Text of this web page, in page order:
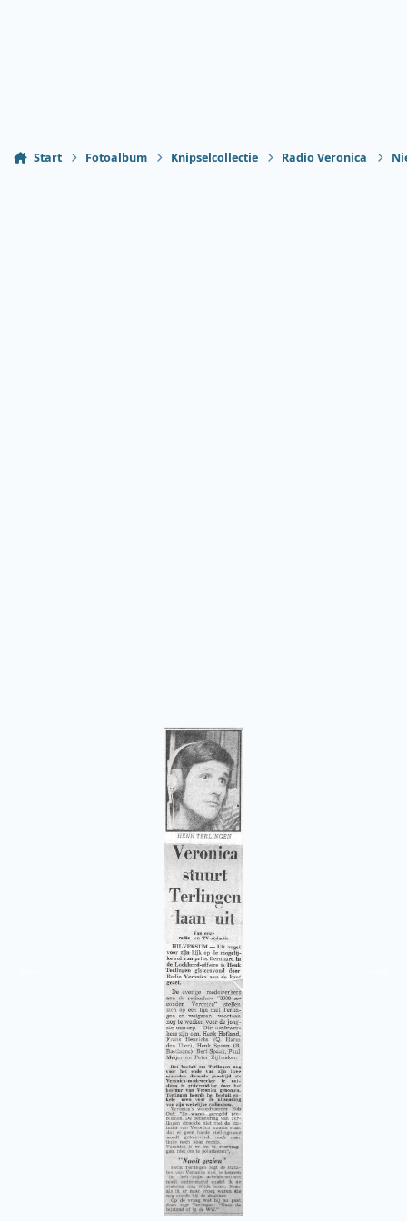
Start Fotoalbum Knipselcollectie Radio Veronica